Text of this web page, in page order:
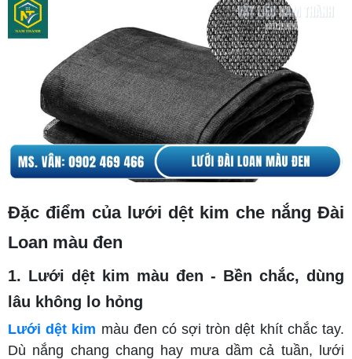
Đặc điểm của lưới dệt kim che nắng Đài
Loan màu đen
1. Lưới dệt kim màu đen - Bền chắc, dùng
lâu không lo hỏng
Lưới dệt kim màu đen có sợi tròn dệt khít chắc tay.
Dù nắng chang chang hay mưa dầm cả tuần, lưới